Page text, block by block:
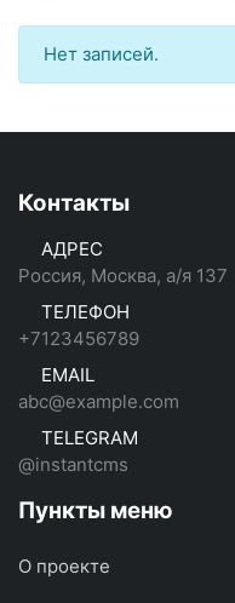
Нет записей.
Контакты
АДРЕС
Россия, Москва, а/я 137
ТЕЛЕФОН
+7123456789
EMAIL
abc@example.com
TELEGRAM
@instantcms
Пункты меню
О проекте